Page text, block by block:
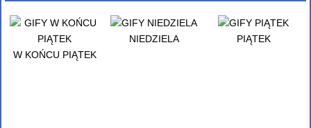
W KOŃCU PIĄTEK
NIEDZIELA PIĄTEK